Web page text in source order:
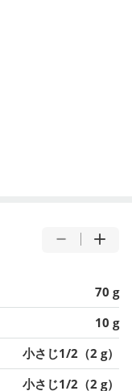
70 g
10 g
小さじ1/2（2 g）
小さじ1/2（2 g）